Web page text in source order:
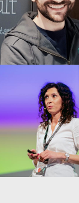
MARCIN
GRZEJSZCZAK
ANITA
PRZYBYŁ